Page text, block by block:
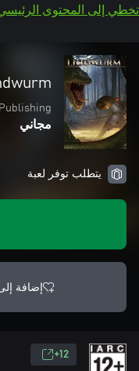
تخطي إلى المحتوى
مجاني
يتطلب توفر لعبة
إضافة
12+